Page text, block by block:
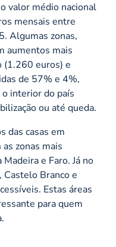
valor médio nacional
mensais entre
Algumas zonas,
aumentos mais
(1.260 euros) e
de 57% e 4%,
interior do país
ou até queda.
das casas em
zonas mais
e Faro. Já no
Castelo Branco e
Estas áreas
para quem